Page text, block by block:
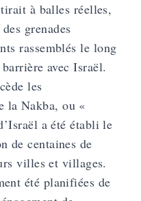
à balles réelles,
grenades
rassemblés le long
avec Israël.
les
la Nakba, ou «
a été établi le
de centaines de
villes et villages.
été planifiées de